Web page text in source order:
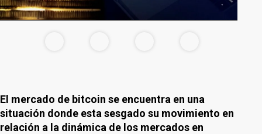
El mercado de bitcoin se encuentra en una
situación donde esta sesgado su movimiento en
relación a la dinámica de los mercados en